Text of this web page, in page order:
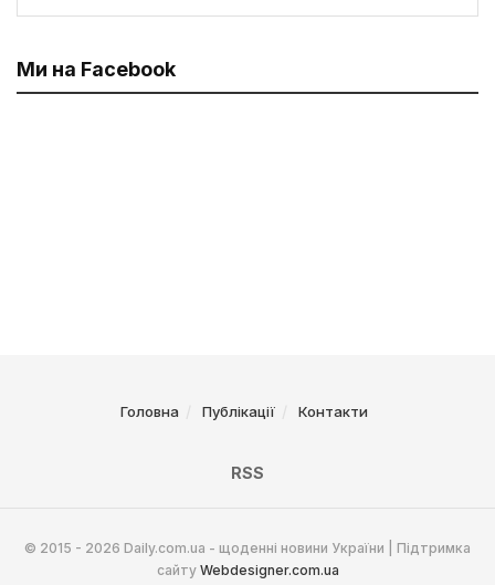
Ми на Facebook
Головна Публікації Контакти
RSS
© 2015 - 2026 Daily.com.ua - щоденні новини України | Підтримка
сайту Webdesigner.com.ua